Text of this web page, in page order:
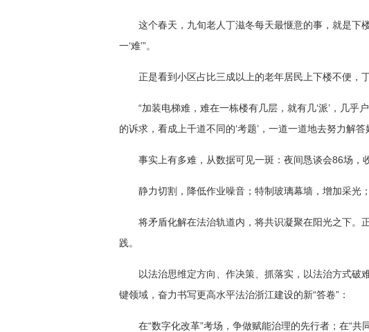
这个春天，九旬老人丁滋冬每天最惬意的事，就是下
一‘难’”。
正是看到小区占比三成以上的老年居民上下楼不便，
“加装电梯难，难在一栋楼有几层，就有几‘派’，几
的诉求，看成上千道不同的‘考题’，一道一道地去努力解答
事实上有多难，从数据可见一斑：夜间恳谈会86场，
静力切割，降低作业噪音；特制玻璃幕墙，增加采光
将矛盾化解在法治轨道内，将共识凝聚在阳光之下。
践。
以法治思维定方向、作决策、抓落实，以法治方式破
键领域，奋力书写更高水平法治浙江建设的新“答卷”：
在“数字化改革”考场，争做赋能治理的先行者；在“